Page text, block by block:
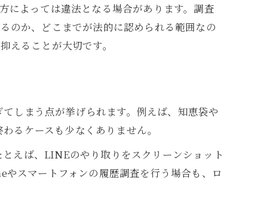
によっては違法となる場合があります。調査
のか、どこまでが法的に認められる範囲なの
えることが大切です。
しまう点が挙げられます。例えば、知恵袋や
るケースも少なくありません。
えば、LINEのやり取りをスクリーンショット
スマートフォンの履歴調査を行う場合も、ロ